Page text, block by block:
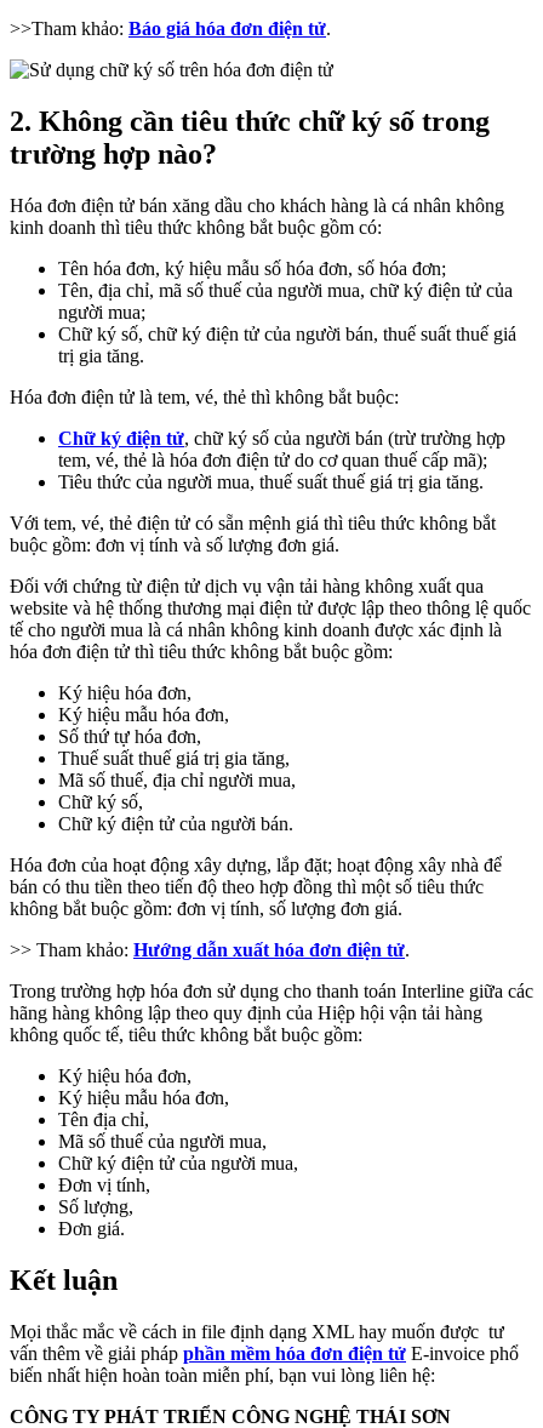
>>Tham khảo: Báo giá hóa đơn điện tử.
2. Không cần tiêu thức chữ ký số trong
trường hợp nào?
Hóa đơn điện tử bán xăng dầu cho khách hàng là cá nhân không
kinh doanh thì tiêu thức không bắt buộc gồm có:
Tên hóa đơn, ký hiệu mẫu số hóa đơn, số hóa đơn;
Tên, địa chỉ, mã số thuế của người mua, chữ ký điện tử của
người mua;
Chữ ký số, chữ ký điện tử của người bán, thuế suất thuế giá
trị gia tăng.
Hóa đơn điện tử là tem, vé, thẻ thì không bắt buộc:
Chữ ký điện tử, chữ ký số của người bán (trừ trường hợp
tem, vé, thẻ là hóa đơn điện tử do cơ quan thuế cấp mã);
Tiêu thức của người mua, thuế suất thuế giá trị gia tăng.
Với tem, vé, thẻ điện tử có sẵn mệnh giá thì tiêu thức không bắt
buộc gồm: đơn vị tính và số lượng đơn giá.
Đối với chứng từ điện tử dịch vụ vận tải hàng không xuất qua
website và hệ thống thương mại điện tử được lập theo thông lệ quốc
tế cho người mua là cá nhân không kinh doanh được xác định là
hóa đơn điện tử thì tiêu thức không bắt buộc gồm:
Ký hiệu hóa đơn,
Ký hiệu mẫu hóa đơn,
Số thứ tự hóa đơn,
Thuế suất thuế giá trị gia tăng,
Mã số thuế, địa chỉ người mua,
Chữ ký số,
Chữ ký điện tử của người bán.
Hóa đơn của hoạt động xây dựng, lắp đặt; hoạt động xây nhà để
bán có thu tiền theo tiến độ theo hợp đồng thì một số tiêu thức
không bắt buộc gồm: đơn vị tính, số lượng đơn giá.
>> Tham khảo: Hướng dẫn xuất hóa đơn điện tử.
Trong trường hợp hóa đơn sử dụng cho thanh toán Interline giữa các
hãng hàng không lập theo quy định của Hiệp hội vận tải hàng
không quốc tế, tiêu thức không bắt buộc gồm:
Ký hiệu hóa đơn,
Ký hiệu mẫu hóa đơn,
Tên địa chỉ,
Mã số thuế của người mua,
Chữ ký điện tử của người mua,
Đơn vị tính,
Số lượng,
Đơn giá.
Kết luận
Mọi thắc mắc về cách in file định dạng XML hay muốn được tư
vấn thêm về giải pháp phần mềm hóa đơn điện tử E-invoice phổ
biến nhất hiện hoàn toàn miễn phí, bạn vui lòng liên hệ:
CÔNG TY PHÁT TRIỂN CÔNG NGHỆ THÁI SƠN